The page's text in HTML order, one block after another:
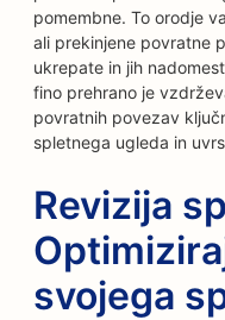
pomembne. To orodje
ali prekinjene povratne
ukrepate in jih
fino prehrano je
povratnih povezav
spletnega ugleda in
Revizija
svojega